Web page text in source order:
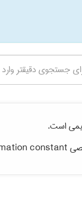
است.
constant